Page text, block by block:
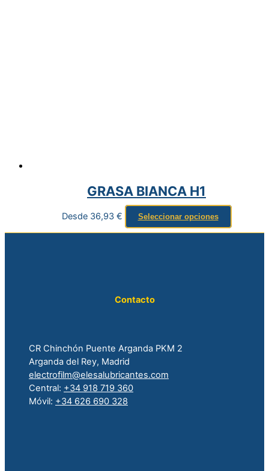
GRASA BIANCA H1
Desde 36,93 € Seleccionar opciones
Contacto
CR Chinchón Puente Arganda PKM 2
Arganda del Rey, Madrid
electrofilm@elesalubricantes.com
Central: +34 918 719 360
Móvil: +34 626 690 328